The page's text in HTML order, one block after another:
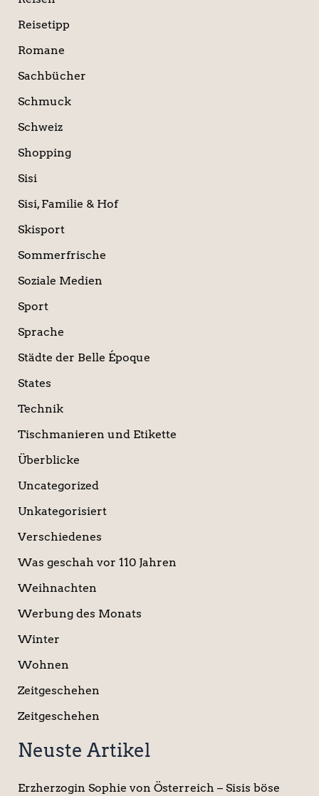
Reisetipp
Romane
Sachbücher
Schmuck
Schweiz
Shopping
Sisi
Sisi, Familie & Hof
Skisport
Sommerfrische
Soziale Medien
Sport
Sprache
Städte der Belle Époque
States
Technik
Tischmanieren und Etikette
Überblicke
Uncategorized
Unkategorisiert
Verschiedenes
Was geschah vor 110 Jahren
Weihnachten
Werbung des Monats
Winter
Wohnen
Zeitgeschehen
Zeitgeschehen
Neuste Artikel
Erzherzogin Sophie von Österreich – Sisis böse